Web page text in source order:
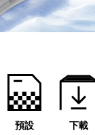
預設 下載